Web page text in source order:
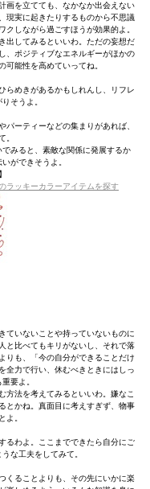
画を立てても、なかなか出会えない
現実に起きたりするものから不思議
しながら過ごすほうが効果的よ。
出してみるといいわ。ただの妄想だ
、ポジティブなエネルギーがほかの
可能性を高めていってね。
らめきがあるかもしれんし、リフレ
そうよ。
ーティーなどの集まりがあれば、
。
みると、素敵な関係に発展するか
ができそうよ。
ラッキーカラーアイテムを探す
ていないことや持っていないものに
と比べてもキリがないし、それで落
りも、「今の自分ができることだけ
全力で行い、休むべきときにはしっ
要よ。
方法を考えてみるといいわ。嫌なこ
とかね。真面目に考えすぎず、物事
よ。
るわよ。ここまでできたら自分にご
な工夫をしてみて。
くることよりも、その先にいかに楽